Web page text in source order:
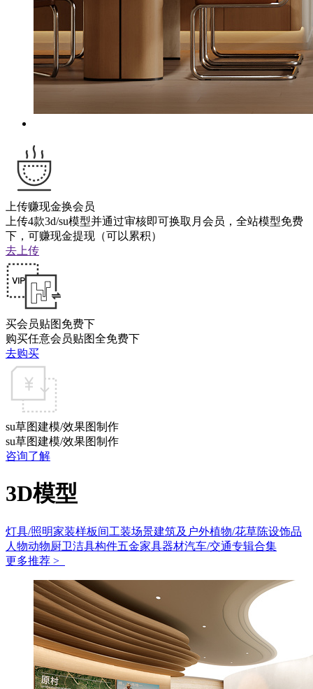
上传赚现金换会员
上传4款3d/su模型并通过审核即可换取月会员，全站模型免费
下，可赚现金提现（可以累积）
去上传
买会员贴图免费下
购买任意会员贴图全免费下
去购买
su草图建模/效果图制作
su草图建模/效果图制作
咨询了解
3D模型
灯具/照明家装样板间工装场景建筑及户外植物/花草陈设饰品
人物动物厨卫洁具构件五金家具器材汽车/交通专辑合集
更多推荐 >